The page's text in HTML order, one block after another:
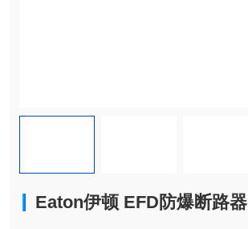
Eaton伊顿 EFD防爆断路器